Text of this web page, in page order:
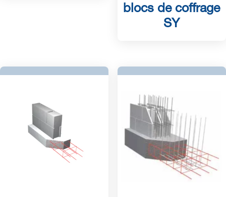
blocs de coffrage
SY